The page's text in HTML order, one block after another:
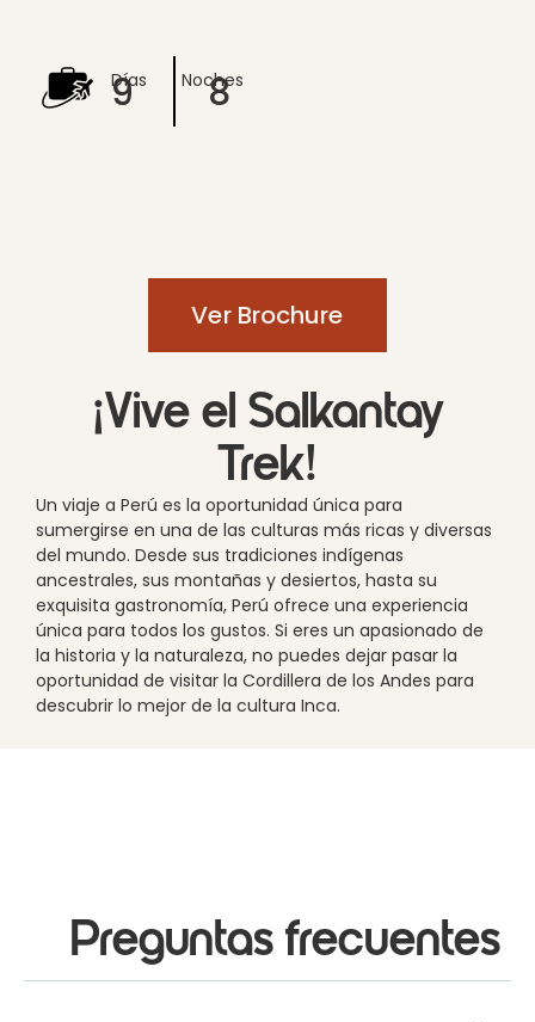
Días
9 Noches
8
Ver Brochure
¡Vive el Salkantay
Trek!
Un viaje a Perú es la oportunidad única para
sumergirse en una de las culturas más ricas y diversas
del mundo. Desde sus tradiciones indígenas
ancestrales, sus montañas y desiertos, hasta su
exquisita gastronomía, Perú ofrece una experiencia
única para todos los gustos. Si eres un apasionado de
la historia y la naturaleza, no puedes dejar pasar la
oportunidad de visitar la Cordillera de los Andes para
descubrir lo mejor de la cultura Inca.
Preguntas frecuentes